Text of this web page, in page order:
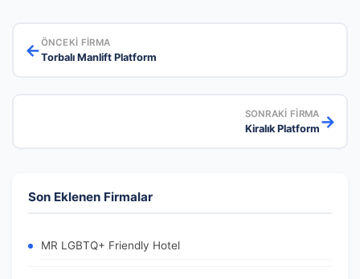
←ÖNCEKI FIRMA
Torbalı Manlift Platform
SONRAKI FIRMA
Kiralık Platform →
Son Eklenen Firmalar
MR LGBTQ+ Friendly Hotel